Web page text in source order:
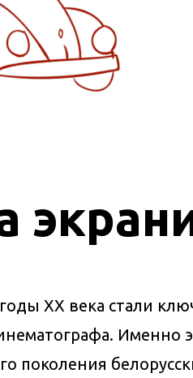
ХХ века стали
Именно
поколения